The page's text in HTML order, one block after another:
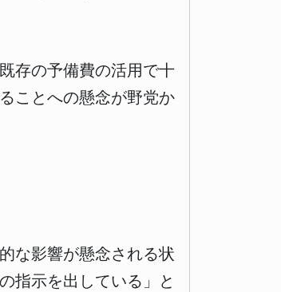
存の予備費の活用で十
ことへの懸念が野党か
な影響が懸念される状
指示を出している」と